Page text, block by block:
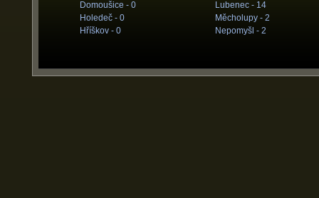
Domoušice - 0
Holedeč - 0
Hříškov - 0
Lubenec - 14
Měcholupy - 2
Nepomyšl - 2